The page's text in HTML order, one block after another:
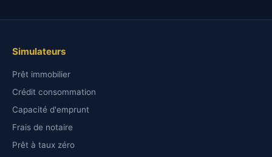
Simulateurs
Prêt immobilier
Crédit consommation
Capacité d'emprunt
Frais de notaire
Prêt à taux zéro